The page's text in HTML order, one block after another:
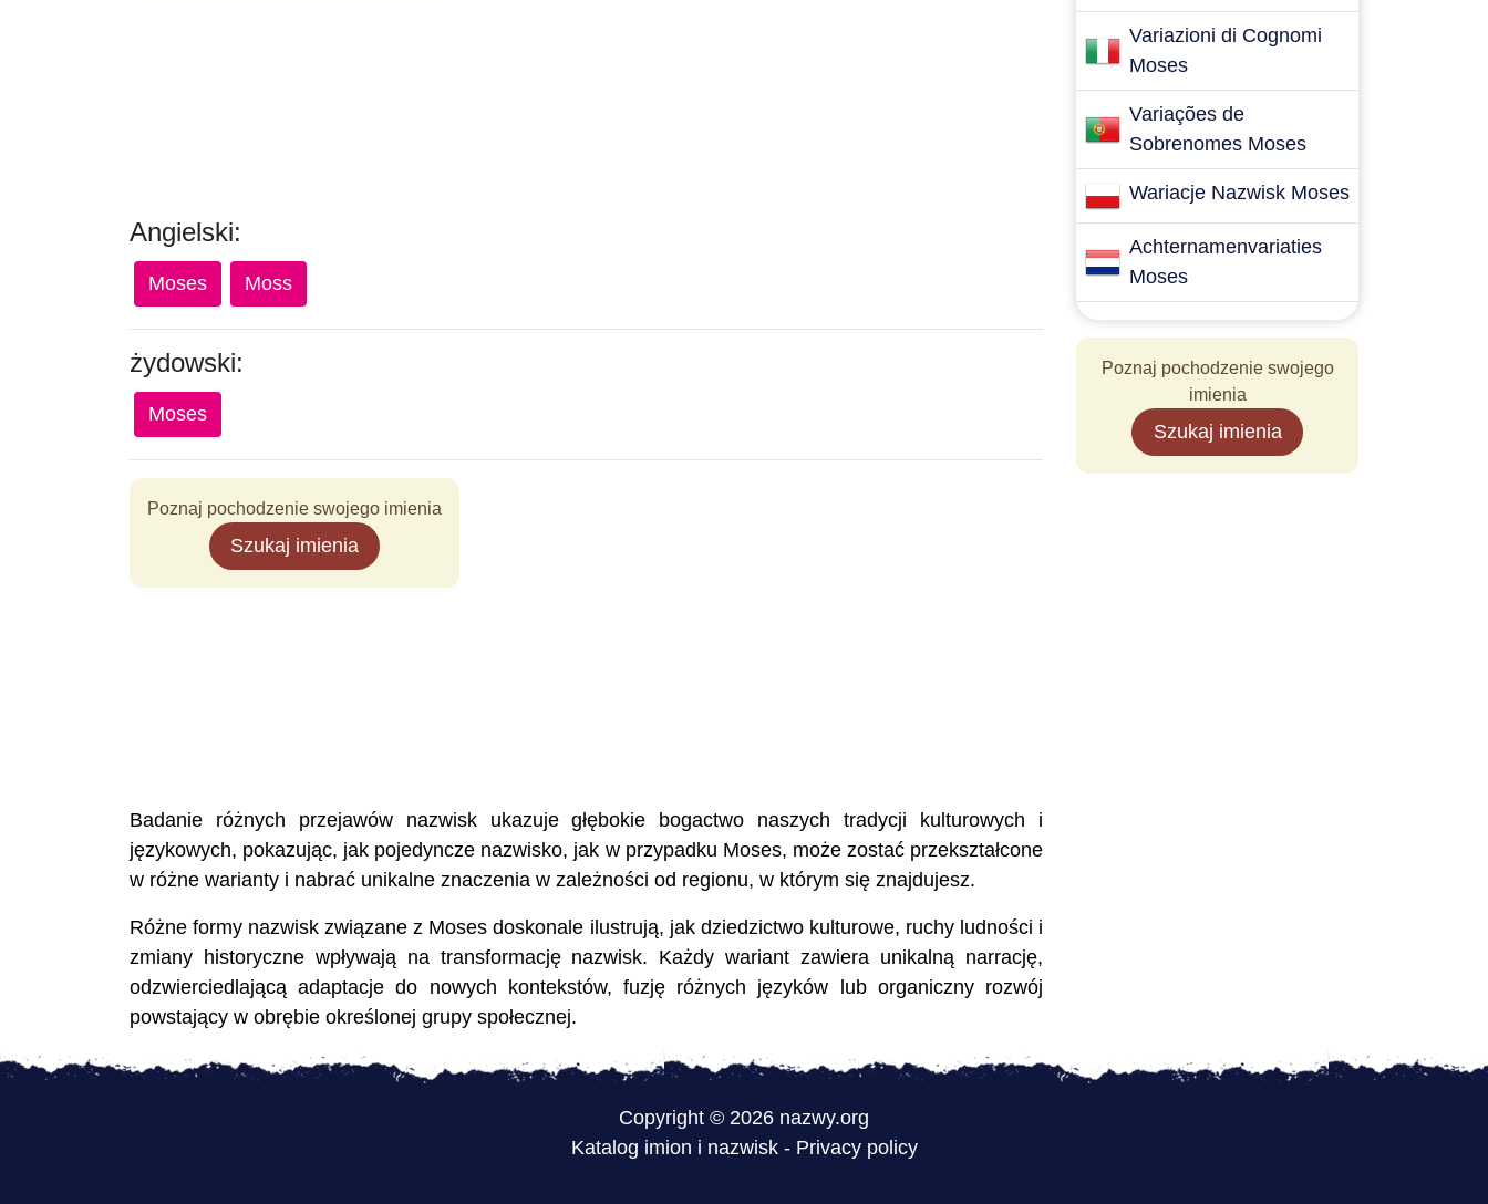
Angielski:
Moses Moss
żydowski:
Moses
Poznaj pochodzenie swojego imienia
Szukaj imienia
Badanie różnych przejawów nazwisk ukazuje głębokie bogactwo naszych tradycji kulturowych i
językowych, pokazując, jak pojedyncze nazwisko, jak w przypadku Moses, może zostać przekształcone
w różne warianty i nabrać unikalne znaczenia w zależności od regionu, w którym się znajdujesz.
Różne formy nazwisk związane z Moses doskonale ilustrują, jak dziedzictwo kulturowe, ruchy ludności i
zmiany historyczne wpływają na transformację nazwisk. Każdy wariant zawiera unikalną narrację,
odzwierciedlającą adaptacje do nowych kontekstów, fuzję różnych języków lub organiczny rozwój
powstający w obrębie określonej grupy społecznej.
Variazioni di Cognomi
Moses
Variações de
Sobrenomes Moses
Wariacje Nazwisk Moses
Achternamenvariaties
Moses
Poznaj pochodzenie swojego
imienia
Szukaj imienia
Copyright © 2026 nazwy.org
Katalog imion i nazwisk- Privacy policy